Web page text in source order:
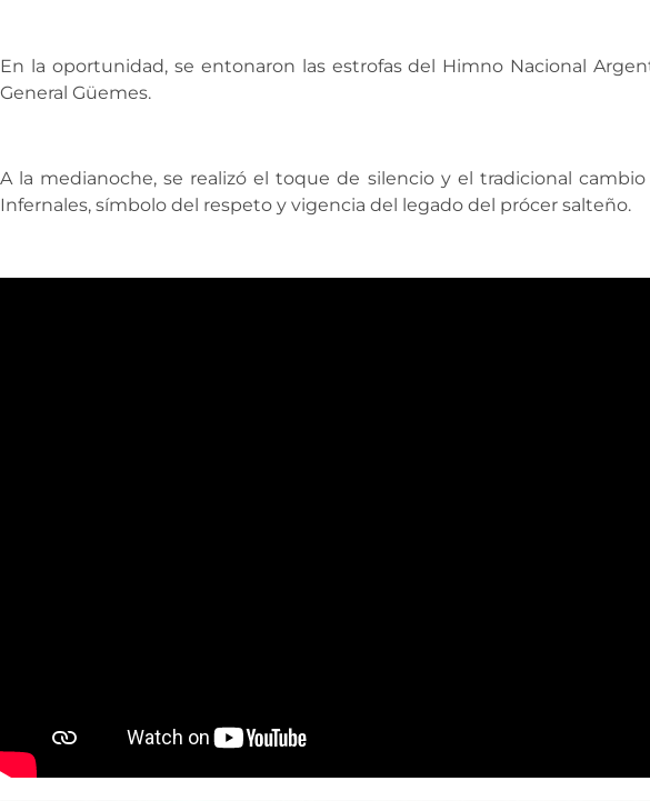
En la oportunidad, se entonaron las estrofas del Himno Nacional
General Güemes.
A la medianoche, se realizó el toque de silencio y el tradicional
Infernales, símbolo del respeto y vigencia del legado del prócer salteño.